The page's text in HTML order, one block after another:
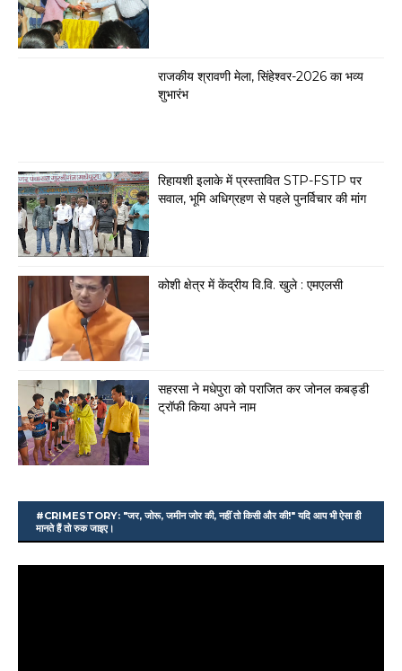
राजकीय श्रावणी मेला, सिंहेश्वर-2026 का भव्य
शुभारंभ
रिहायशी इलाके में प्रस्तावित STP-FSTP पर
सवाल, भूमि अधिग्रहण से पहले पुनर्विचार की मांग
कोशी क्षेत्र में केंद्रीय वि.वि. खुले : एमएलसी
सहरसा ने मधेपुरा को पराजित कर जोनल कबड्डी
ट्रॉफी किया अपने नाम
#CRIMESTORY: "जर, जोरू, जमीन जोर की, नहीं तो किसी और की!" यदि आप भी ऐसा ही
मानते हैं तो रुक जाइए।